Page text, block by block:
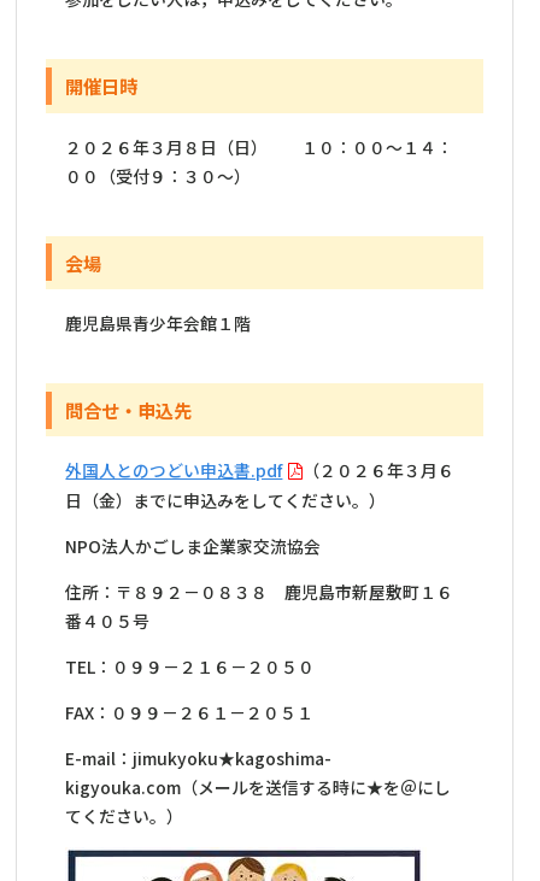
開催日時
２０２６年３月８日（日） １０：００～１４：
００（受付９：３０～）
会場
鹿児島県青少年会館１階
問合せ・申込先
外国人とのつどい申込書.pdf
（２０２６年３月６
日（金）までに申込みをしてください。）
NPO法人かごしま企業家交流協会
住所：〒８９２－０８３８ 鹿児島市新屋敷町１６
番４０５号
TEL：０９９－２１６－２０５０
FAX：０９９－２６１－２０５１
E-mail：jimukyoku★kagoshima-
kigyouka.com（メールを送信する時に★を＠にし
てください。）